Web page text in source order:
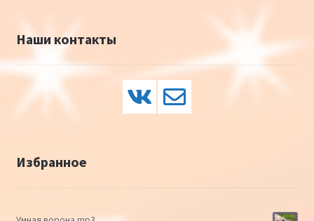
Наши контакты
Избранное